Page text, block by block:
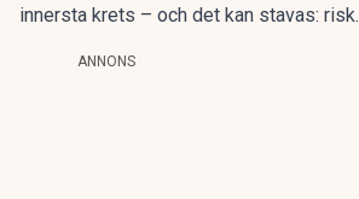
innersta krets – och det kan stavas: risk.
ANNONS